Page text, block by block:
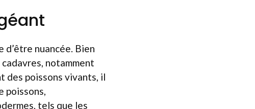
nuancée. Bien
notamment
des poissons vivants, il
poissons,
tels que les